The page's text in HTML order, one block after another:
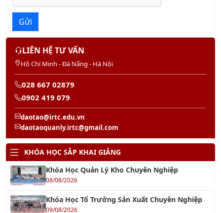
22/08/2026
29/08/2026
Khóa Học Quản Trị Nhân Sự 4.0
22/08/2026
Khóa Học Hành Chính Nhân Sự Chuyên Nghiệp
22/08/2026
Khóa học Kỹ Năng Tạo Động Lực Cho Nhân Viên
13/08/2026
Chính
14/08/2026